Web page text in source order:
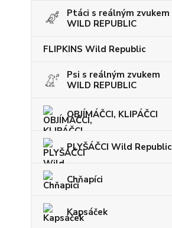
Ptáci s reálným zvukem
WILD REPUBLIC
FLIPKINS Wild Republic
Psi s reálným zvukem
WILD REPUBLIC
OBJÍMÁČCI, KLIPÁČCI
PLYŠÁČCI Wild Republic
Chňapíci
Kapsáček